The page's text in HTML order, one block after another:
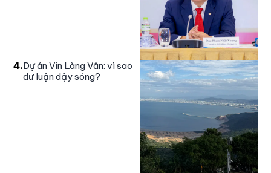
4.Dự án Vin Làng Vân: vì sao
dư luận dậy sóng?